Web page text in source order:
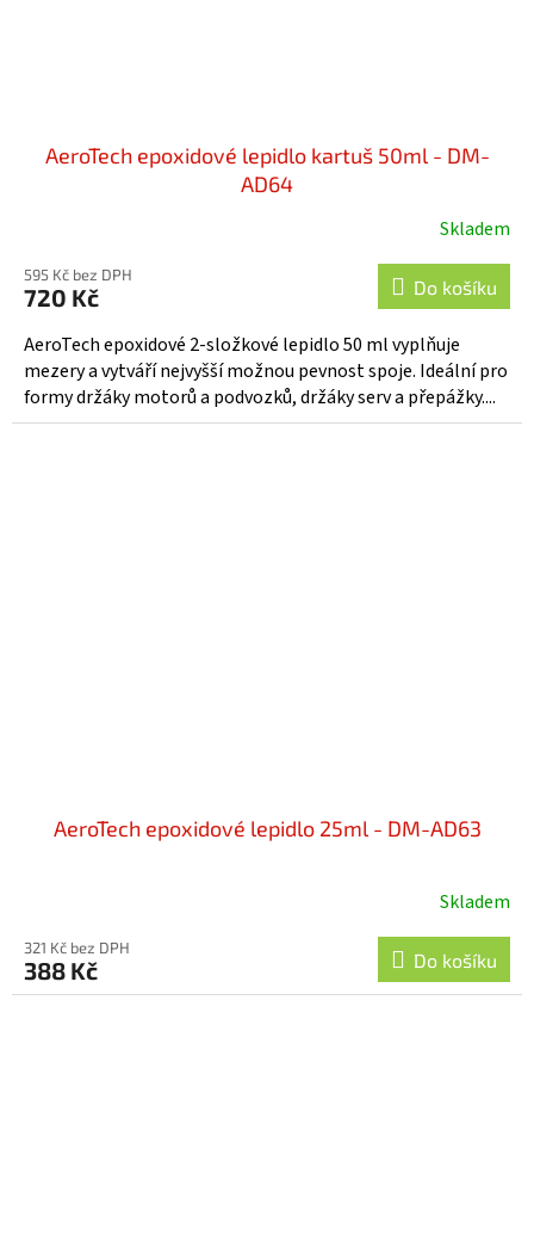
AeroTech epoxidové lepidlo kartuš 50ml - DM-
AD64
Skladem
595 Kč bez DPH
720 Kč Do košíku
AeroTech epoxidové 2-složkové lepidlo 50 ml vyplňuje
mezery a vytváří nejvyšší možnou pevnost spoje. Ideální pro
formy držáky motorů a podvozků, držáky serv a přepážky....
AeroTech epoxidové lepidlo 25ml - DM-AD63
Skladem
321 Kč bez DPH
388 Kč Do košíku